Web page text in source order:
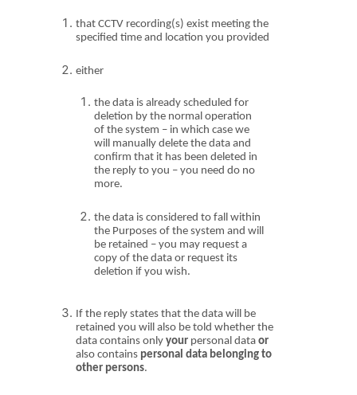
that CCTV recording(s) exist meeting the
specified time and location you provided
either
the data is already scheduled for
deletion by the normal operation
of the system – in which case we
will manually delete the data and
confirm that it has been deleted in
the reply to you – you need do no
more.
the data is considered to fall within
the Purposes of the system and will
be retained – you may request a
copy of the data or request its
deletion if you wish.
If the reply states that the data will be
retained you will also be told whether the
data contains only your personal data or
also contains personal data belonging to
other persons.